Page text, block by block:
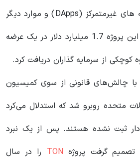
از جمله پرداخت، برنامه های غیرمتمرکز (DApps) و موارد دیگر
در نظر گرفته شده بود. این پروژه 1.7 میلیارد دلار در یک عرضه
با چالش‌های قانونی از سوی کمیسیون
متحده روبرو شد که استدلال می‌کرد
ثبت نشده هستند. پس از یک نبرد
تصمیم گرفت پروژه TON را در سال